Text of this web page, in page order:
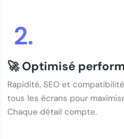
🚀 Optimisé
Rapidité, SEO et
tous les écrans pour
Chaque détail compte.